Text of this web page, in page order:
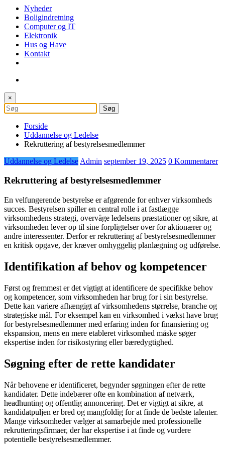
Nyheder
Boligindretning
Computer og IT
Elektronik
Hus og Have
Kontakt
×
Forside
Uddannelse og Ledelse
Rekruttering af bestyrelsesmedlemmer
Uddannelse og Ledelse Admin september 19, 2025 0 Kommentarer
Rekruttering af bestyrelsesmedlemmer
En velfungerende bestyrelse er afgørende for enhver virksomheds
succes. Bestyrelsen spiller en central rolle i at fastlægge
virksomhedens strategi, overvåge ledelsens præstationer og sikre, at
virksomheden lever op til sine forpligtelser over for aktionærer og
andre interessenter. Derfor er rekruttering af bestyrelsesmedlemmer
en kritisk opgave, der kræver omhyggelig planlægning og udførelse.
Identifikation af behov og kompetencer
Først og fremmest er det vigtigt at identificere de specifikke behov
og kompetencer, som virksomheden har brug for i sin bestyrelse.
Dette kan variere afhængigt af virksomhedens størrelse, branche og
strategiske mål. For eksempel kan en virksomhed i vækst have brug
for bestyrelsesmedlemmer med erfaring inden for finansiering og
ekspansion, mens en mere etableret virksomhed måske søger
ekspertise inden for risikostyring eller bæredygtighed.
Søgning efter de rette kandidater
Når behovene er identificeret, begynder søgningen efter de rette
kandidater. Dette indebærer ofte en kombination af netværk,
headhunting og offentlig annoncering. Det er vigtigt at sikre, at
kandidatpuljen er bred og mangfoldig for at finde de bedste talenter.
Mange virksomheder vælger at samarbejde med professionelle
rekrutteringsfirmaer, der har ekspertise i at finde og vurdere
potentielle bestyrelsesmedlemmer.